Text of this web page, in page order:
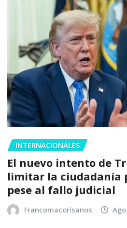
INTERNACIONALES
El nuevo intento de
limitar la ciudadanía
pese al fallo judicial
Francomacorisanos